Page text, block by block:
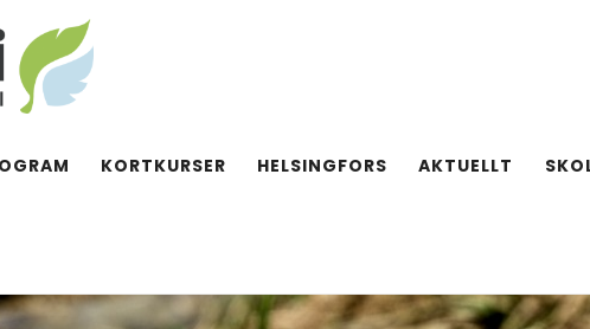
KORTKURSER HELSINGFORS AKTUELLT